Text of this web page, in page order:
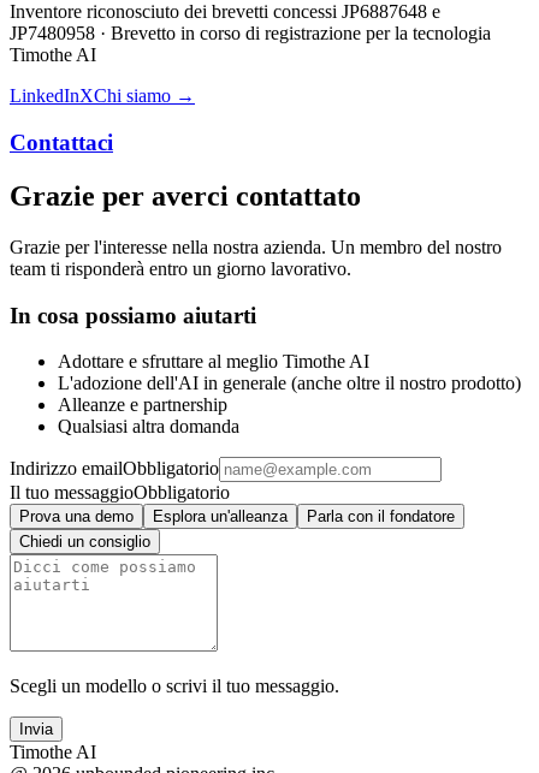
Inventore riconosciuto dei brevetti concessi JP6887648 e
JP7480958 · Brevetto in corso di registrazione per la tecnologia
Timothe AI
LinkedInXChi siamo →
Contattaci
Grazie per averci contattato
Grazie per l'interesse nella nostra azienda. Un membro del nostro
team ti risponderà entro un giorno lavorativo.
In cosa possiamo aiutarti
Adottare e sfruttare al meglio Timothe AI
L'adozione dell'AI in generale (anche oltre il nostro prodotto)
Alleanze e partnership
Qualsiasi altra domanda
Indirizzo emailObbligatorio
Il tuo messaggioObbligatorio
Prova una demo Esplora un'alleanza
Parla con il fondatore
Chiedi un consiglio
Scegli un modello o scrivi il tuo messaggio.
Invia
Timothe AI